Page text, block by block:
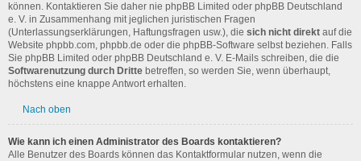
können. Kontaktieren Sie daher nie phpBB Limited oder phpBB Deutschland
e. V. in Zusammenhang mit jeglichen juristischen Fragen
(Unterlassungserklärungen, Haftungsfragen usw.), die sich nicht direkt auf die
Website phpbb.com, phpbb.de oder die phpBB-Software selbst beziehen. Falls
Sie phpBB Limited oder phpBB Deutschland e. V. E-Mails schreiben, die die
Softwarenutzung durch Dritte betreffen, so werden Sie, wenn überhaupt,
höchstens eine knappe Antwort erhalten.
Nach oben
Wie kann ich einen Administrator des Boards kontaktieren?
Alle Benutzer des Boards können das Kontaktformular nutzen, wenn die